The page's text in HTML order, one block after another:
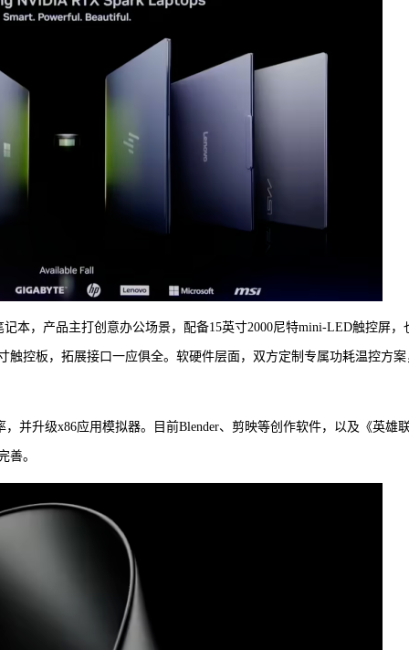
本，产品主打创意办公场景，配备15英寸2000尼特mini-LED触控屏，
控板，拓展接口一应俱全。软硬件层面，双方定制专属功耗温控方案
并升级x86应用模拟器。目前Blender、剪映等创作软件，以及《英雄
善。